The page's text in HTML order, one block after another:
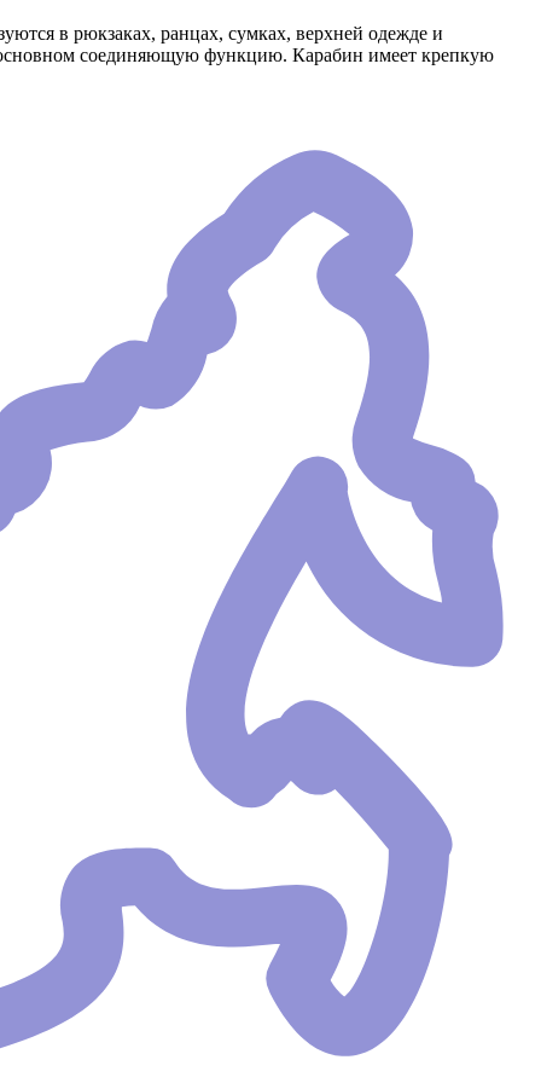
в рюкзаках, ранцах, сумках, верхней одежде и
основном соединяющую функцию. Карабин имеет крепкую